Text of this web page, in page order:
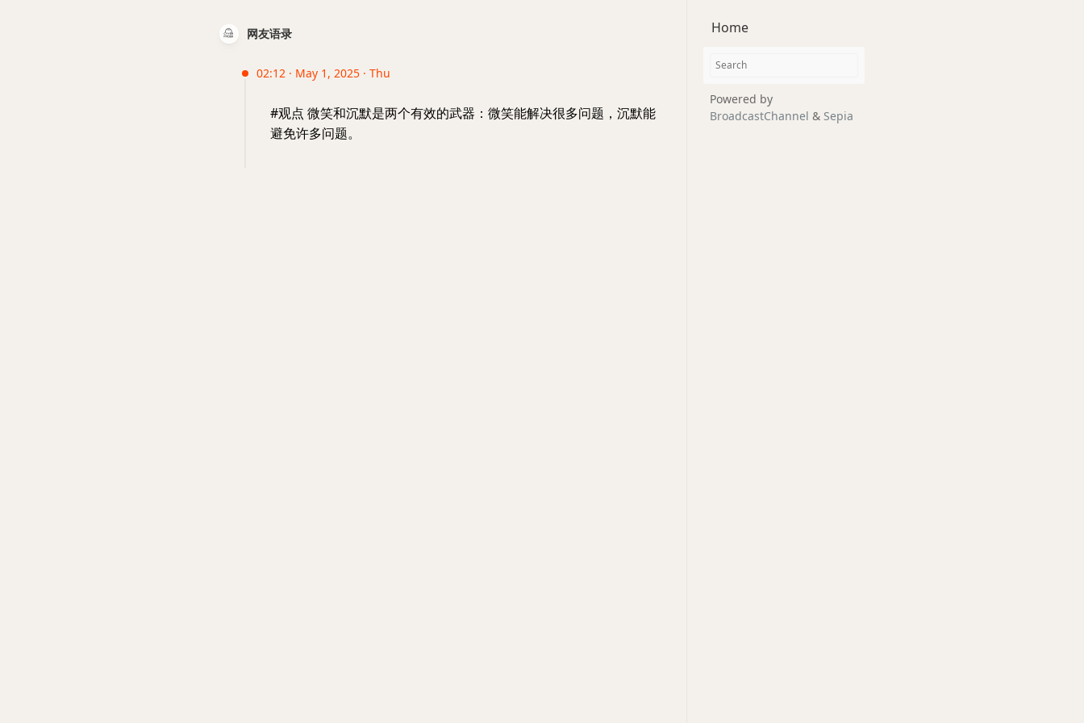
网友语录
02:12 · May 1, 2025 · Thu
#观点 微笑和沉默是两个有效的武器：微笑能解决很多问题，沉默能
避免许多问题。
Home
Powered by
BroadcastChannel & Sepia